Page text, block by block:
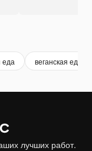
еда веганская еда
лучших работ.